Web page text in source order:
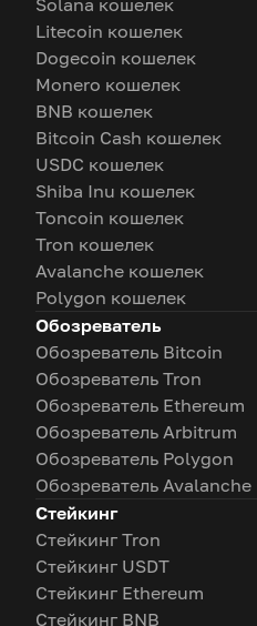
Solana кошелек
Litecoin кошелек
Dogecoin кошелек
Monero кошелек
BNB кошелек
Bitcoin Cash кошелек
USDC кошелек
Shiba Inu кошелек
Toncoin кошелек
Tron кошелек
Avalanche кошелек
Polygon кошелек
Обозреватель
Обозреватель Bitcoin
Обозреватель Tron
Обозреватель Ethereum
Обозреватель Arbitrum
Обозреватель Polygon
Обозреватель Avalanche
Стейкинг
Стейкинг Tron
Стейкинг USDT
Стейкинг Ethereum
Стейкинг BNB